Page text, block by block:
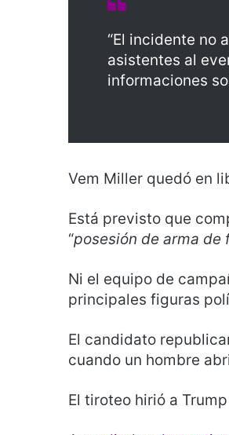
“El incidente no
asistentes al
informaciones
Vem Miller quedó en
Está previsto que
“posesión de arma de
Ni el equipo de
principales figuras
El candidato
cuando un hombre
El tiroteo hirió a